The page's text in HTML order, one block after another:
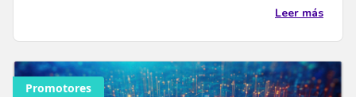
Leer más
Promotores